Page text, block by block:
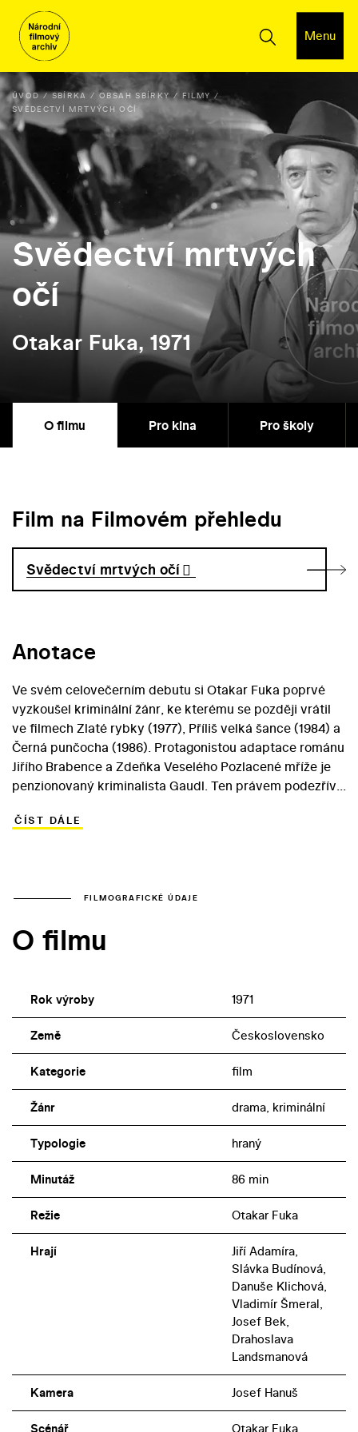
Menu
ÚVOD SBÍRKA OBSAH SBÍRKY
FILMY
SVĚDECTVÍ MRTVÝCH OČÍ
Svědectví mrtvých
očí
Otakar Fuka, 1971
O filmu Pro kina Pro školy
Film na Filmovém přehledu
Svědectví mrtvých očí
Anotace
Ve svém celovečerním debutu si Otakar Fuka poprvé
vyzkoušel kriminální žánr, ke kterému se později vrátil
ve filmech Zlaté rybky (1977), Příliš velká šance (1984) a
Černá punčocha (1986). Protagonistou adaptace románu
Jiřího Brabence a Zdeňka Veselého Pozlacené mříže je
penzionovaný kriminalista Gaudl. Ten právem podezřívá
úmyslů. Když Hedvika zemře, pochopí Gaudl, že nešlo o
herecké obsazení. Gaudla si zahrál Vladimír Šmeral,
roli nevěrníkovy nešťastné manželky se blýskla Slávka
ČÍST DÁLE
FILMOGRAFICKÉ ÚDAJE
O filmu
Rok výroby 1971
Země Československo
Kategorie film
Žánr drama, kriminální
Typologie hraný
Minutáž 86 min
Režie Otakar Fuka
Hrají
Jiří Adamíra,
Slávka Budínová,
Danuše Klichová,
Vladimír Šmeral,
Josef Bek,
Drahoslava
Landsmanová
Kamera Josef Hanuš